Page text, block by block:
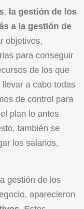
, la gestión de los
a la gestión de
objetivos,
para conseguir
de los que
a cabo todas
de control para
plan lo antes
también se
los salarios,
gestión de los
aparecieron